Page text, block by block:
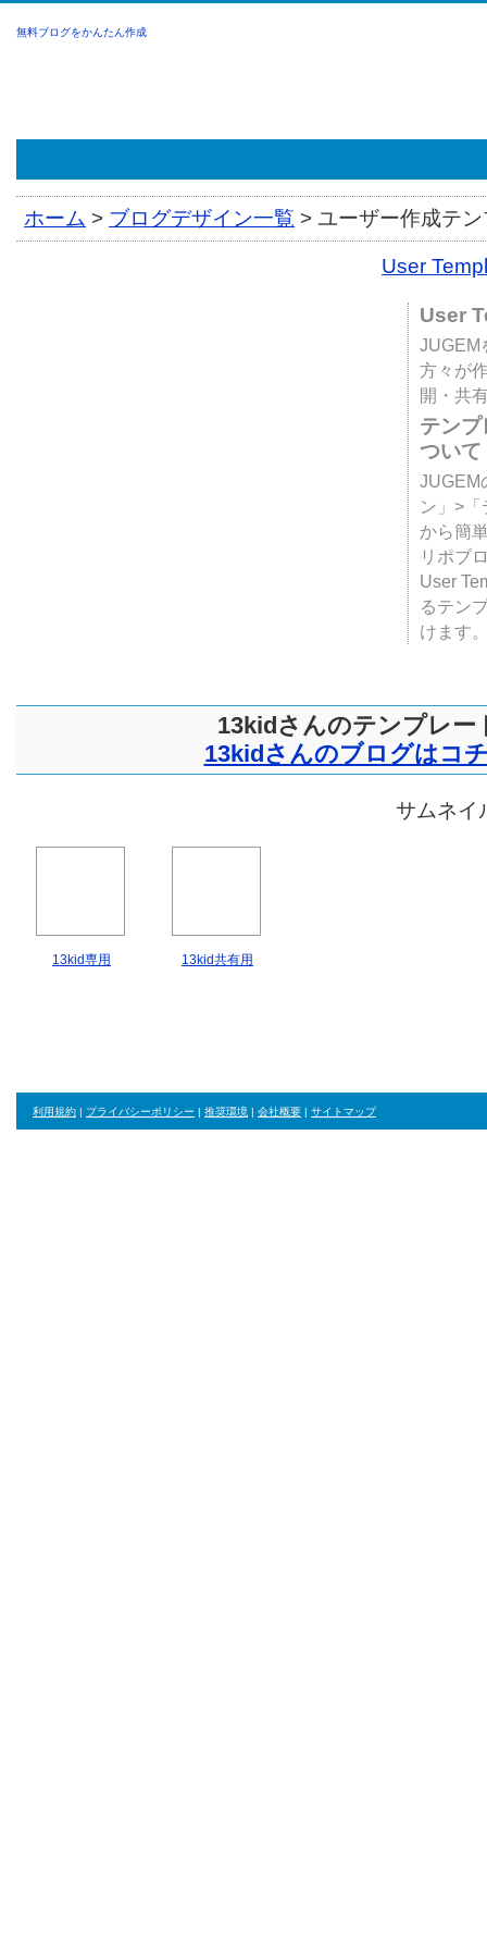
無料ブログをかんたん作成
ホーム > ブログデザイン一覧 > ユーザー作成テ
User
User
JUGEM
方々が
開・共
テン
ついて
JUGEM
ン」>
から簡
リポブ
User
るテン
けます
13kidさんのテンプレー
13kidさんのブログはコ
サムネイ
13kid専用 13kid共有用
利用規約 | プライバシーポリシー | 推奨環境 | 会社概要 | サイトマップ